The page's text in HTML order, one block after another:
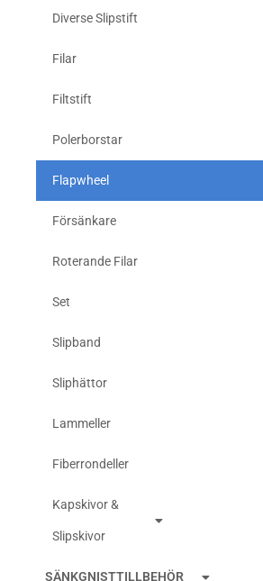
Diverse Slipstift
Filar
Filtstift
Polerborstar
Flapwheel
Försänkare
Roterande Filar
Set
Slipband
Sliphättor
Lammeller
Fiberrondeller
Kapskivor &
Slipskivor
SÄNKGNISTTILLBEHÖR